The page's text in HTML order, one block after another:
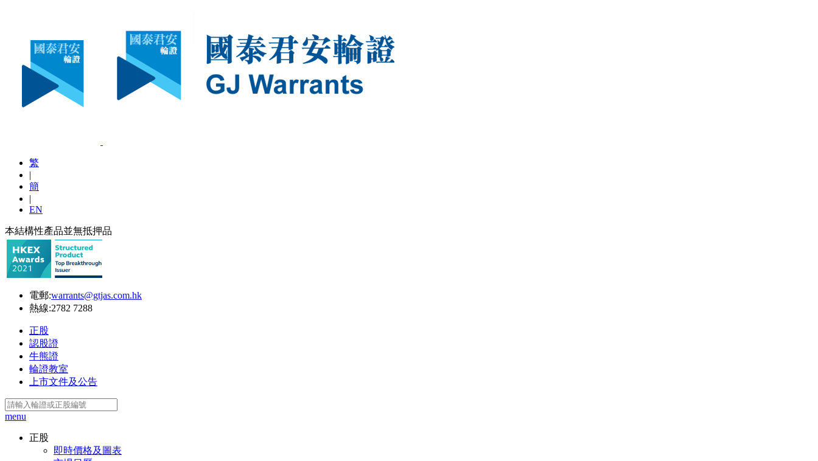
繁
|
簡
|
EN
本結構性產品並無抵押品
電郵:warrants@gtjas.com.hk
熱線:2782 7288
正股
認股證
牛熊證
輪證教室
上市文件及公告
menu
正股
即時價格及圖表